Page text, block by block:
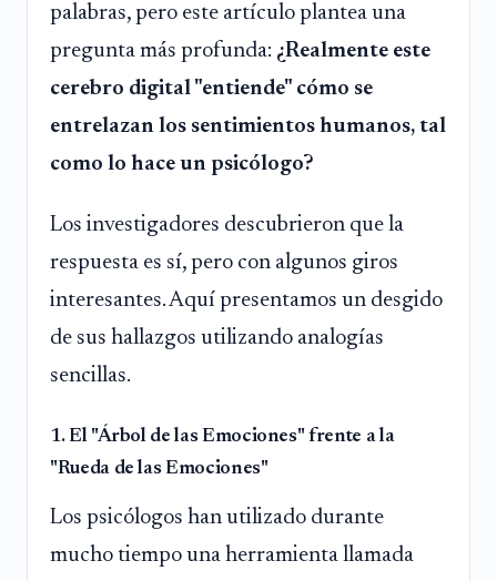
palabras, pero este artículo plantea una
pregunta más profunda: ¿Realmente este
cerebro digital "entiende" cómo se
entrelazan los sentimientos humanos, tal
como lo hace un psicólogo?
Los investigadores descubrieron que la
respuesta es sí, pero con algunos giros
interesantes. Aquí presentamos un desgido
de sus hallazgos utilizando analogías
sencillas.
1. El "Árbol de las Emociones" frente a la
"Rueda de las Emociones"
Los psicólogos han utilizado durante
mucho tiempo una herramienta llamada